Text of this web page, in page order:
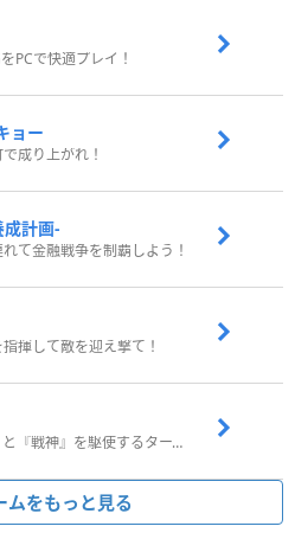
PCで快適プレイ！
ョー
成り上がれ！
計画-
て金融戦争を制覇しよう！
揮して敵を迎え撃て！
武器の『アビリティ』と『戦神』を駆使するターン制コマンドバトルRPG！
ムをもっと見る